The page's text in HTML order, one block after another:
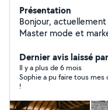
Présentation
Bonjour,
Master mode et
n'a donc pas de
mesure, des
vos vêtements ! Choisissez le modèle, le tissus, la
couleur... Ou bien venez simplement faire raccourcir
votre nouveaux
Dernier avis laissé
Il y a plus de 6 mois
Sophie a pu faire tous
!